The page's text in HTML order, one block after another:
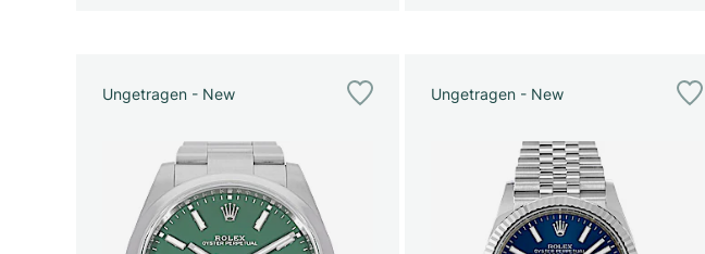
Ungetragen - New Ungetragen - New